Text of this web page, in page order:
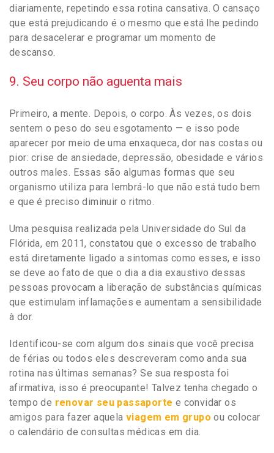
diariamente, repetindo essa rotina cansativa. O cansaço
que está prejudicando é o mesmo que está lhe pedindo
para desacelerar e programar um momento de
descanso.
9. Seu corpo não aguenta mais
Primeiro, a mente. Depois, o corpo. Às vezes, os dois
sentem o peso do seu esgotamento — e isso pode
aparecer por meio de uma enxaqueca, dor nas costas ou
pior: crise de ansiedade, depressão, obesidade e vários
outros males. Essas são algumas formas que seu
organismo utiliza para lembrá-lo que não está tudo bem
e que é preciso diminuir o ritmo.
Uma pesquisa realizada pela Universidade do Sul da
Flórida, em 2011, constatou que o excesso de trabalho
está diretamente ligado a sintomas como esses, e isso
se deve ao fato de que o dia a dia exaustivo dessas
pessoas provocam a liberação de substâncias químicas
que estimulam inflamações e aumentam a sensibilidade
à dor.
Identificou-se com algum dos sinais que você precisa
de férias ou todos eles descreveram como anda sua
rotina nas últimas semanas? Se sua resposta foi
afirmativa, isso é preocupante! Talvez tenha chegado o
tempo de renovar seu passaporte e convidar os
amigos para fazer aquela viagem em grupo ou colocar
o calendário de consultas médicas em dia.